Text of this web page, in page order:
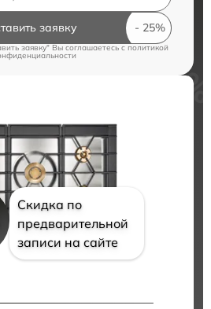
заявку
заявку" Вы соглашаетесь cполитикой
Скидка по
предварительной
записи на сайте